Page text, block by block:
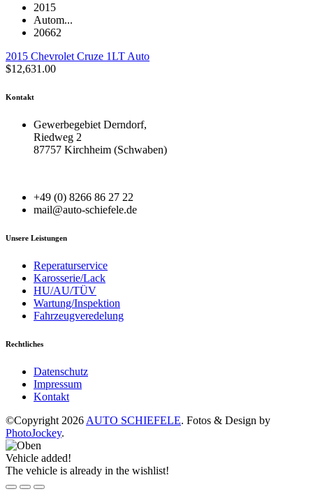
2015
Autom...
20662
2015 Chevrolet Cruze 1LT Auto
$12,631.00
Kontakt
Gewerbegebiet Derndorf,
Riedweg 2
87757 Kirchheim (Schwaben)
+49 (0) 8266 86 27 22
mail@auto-schiefele.de
Unsere Leistungen
Reperaturservice
Karosserie/Lack
HU/AU/TÜV
Wartung/Inspektion
Fahrzeugveredelung
Rechtliches
Datenschutz
Impressum
Kontakt
©Copyright 2026 AUTO SCHIEFELE. Fotos & Design by
PhotoJockey.
Vehicle added!
The vehicle is already in the wishlist!